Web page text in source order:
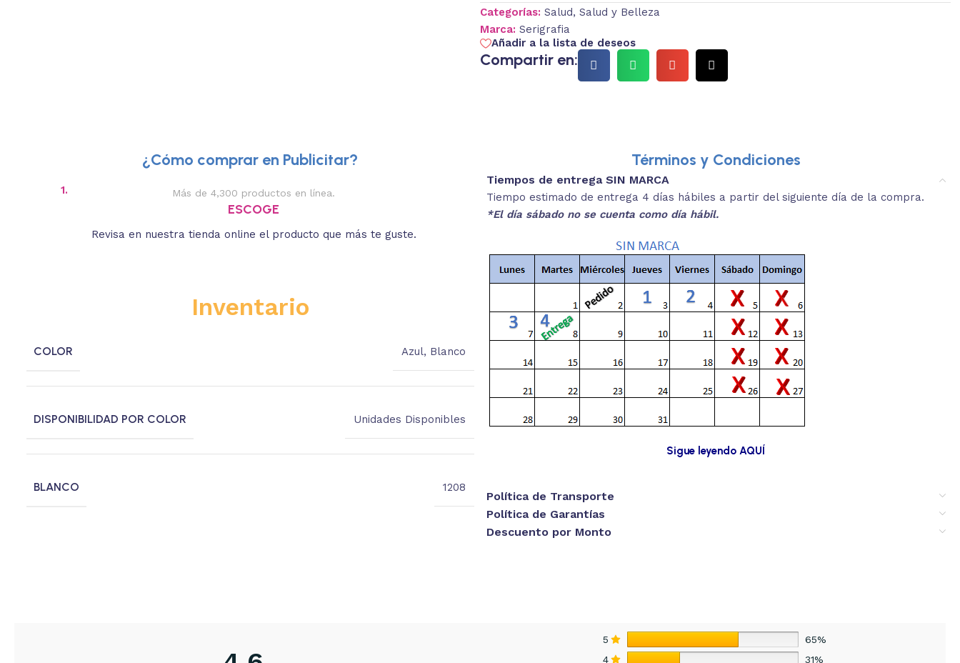
Categorías: Salud, Salud y Belleza
Marca: Serigrafia
Añadir a la lista de deseos
Compartir en:
¿Cómo comprar en Publicitar?
1. Más de 4,300 productos en línea.
ESCOGE
Revisa en nuestra tienda online el producto que más te guste.
Descripciones breves y medidas aproximadas.
REVISA
estás buscando.
3.
Inventario
COLOR Azul, Blanco
DISPONIBILIDAD POR COLOR Unidades Disponibles
BLANCO 1208
Términos y Condiciones
Tiempos de entrega SIN MARCA
Tiempo estimado de entrega 4 días hábiles a partir del siguiente día de la compra.
*El día sábado no se cuenta como día hábil.
Sigue leyendo AQUÍ
Política de Transporte
Política de Garantías
Descuento por Monto
5
65%
4
31%